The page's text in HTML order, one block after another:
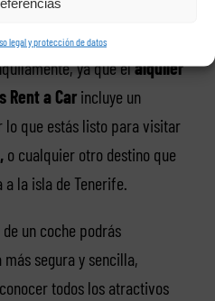
legal y protección de datos
ya que elalquiler
Rent a Carincluye un
lo que estás listo para visitar
o cualquier otro destino que
la isla de Tenerife.
un coche podrás
segura y sencilla,
todos los atractivos